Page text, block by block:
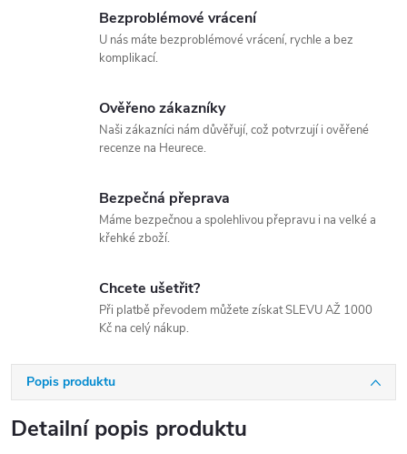
Bezproblémové vrácení
U nás máte bezproblémové vrácení, rychle a bez
komplikací.
Ověřeno zákazníky
Naši zákazníci nám důvěřují, což potvrzují i ověřené
recenze na Heurece.
Bezpečná přeprava
Máme bezpečnou a spolehlivou přepravu i na velké a
křehké zboží.
Chcete ušetřit?
Při platbě převodem můžete získat SLEVU AŽ 1000
Kč na celý nákup.
Popis produktu
Detailní popis produktu